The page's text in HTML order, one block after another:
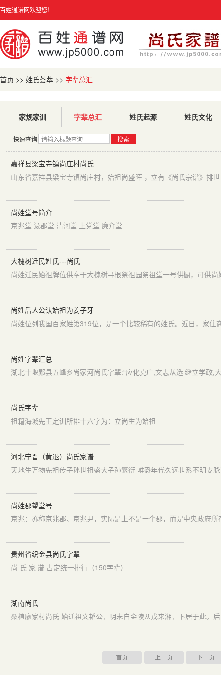
百姓通谱网欢迎您！
首页 >> 姓氏荟萃 >> 字辈总汇
家规家训 字辈总汇 姓氏起源 姓氏文化
快速查询 搜索
嘉祥县梁宝寺镇尚庄村尚氏
山东省嘉祥县梁宝寺镇尚庄村，始祖尚盛晖 ，立有《尚氏宗谱》排
尚姓堂号简介
京兆堂 汲郡堂 清河堂 上党堂 廉介堂
大槐树迁民姓氏---尚氏
尚姓迁民始祖牌位供奉于大槐树寻根祭祖园祭祖堂一号供橱，可供
尚姓后人公认始祖为姜子牙
尚姓字辈汇总
尚氏字辈
祖籍海城先王定训所排十六字为：立尚生为始祖
河北宁晋（黄退）尚氏家谱
尚姓郡望堂号
贵州省织金县尚氏字辈
尚 氏 家 谱 古定统一排行（150字辈）
湖南尚氏
桑植廖家村尚氏 始迁祖文韬公，明末自金陵从戎来湘，卜居于此。